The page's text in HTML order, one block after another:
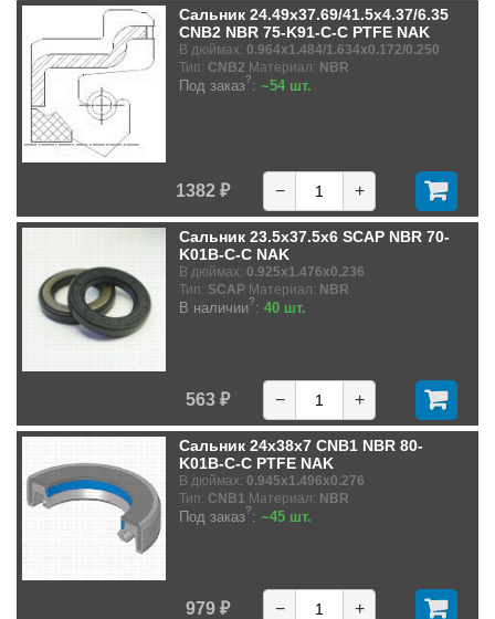
Сальник 24.49x37.69/41.5x4.37/6.35
CNB2 NBR 75-K91-C-C PTFE NAK
В дюймах: 0.964x1.484/1.634x0.172/0.250
Тип: CNB2 Материал: NBR
Под заказ?: ~54 шт.
1382 ₽ − +
Сальник 23.5x37.5x6 SCAP NBR 70-
K01B-C-C NAK
В дюймах: 0.925x1.476x0.236
Тип: SCAP Материал: NBR
В наличии?: 40 шт.
563 ₽ − +
Сальник 24x38x7 CNB1 NBR 80-
K01B-C-C PTFE NAK
В дюймах: 0.945x1.496x0.276
Тип: CNB1 Материал: NBR
Под заказ?: ~45 шт.
979 ₽ − +